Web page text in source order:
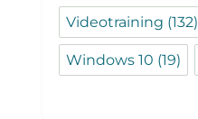
Videotraining (132)
Windows 10 (19)